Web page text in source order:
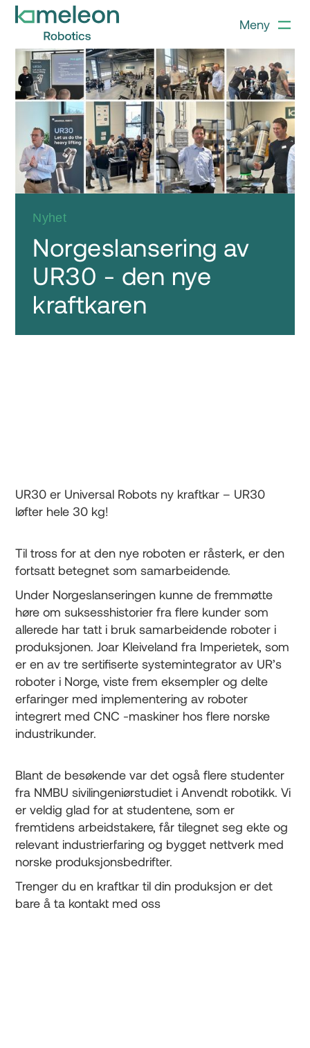
Meny
Nyhet
Norgeslansering av
UR30 - den nye
kraftkaren
UR30 er Universal Robots ny kraftkar – UR30
løfter hele 30 kg!
Til tross for at den nye roboten er råsterk, er den
fortsatt betegnet som samarbeidende.
Under Norgeslanseringen kunne de fremmøtte
høre om suksesshistorier fra flere kunder som
allerede har tatt i bruk samarbeidende roboter i
produksjonen. Joar Kleiveland fra Imperietek, som
er en av tre sertifiserte systemintegrator av UR’s
roboter i Norge, viste frem eksempler og delte
erfaringer med implementering av roboter
integrert med CNC -maskiner hos flere norske
industrikunder.
Blant de besøkende var det også flere studenter
fra NMBU sivilingeniørstudiet i Anvendt robotikk. Vi
er veldig glad for at studentene, som er
fremtidens arbeidstakere, får tilegnet seg ekte og
relevant industrierfaring og bygget nettverk med
norske produksjonsbedrifter.
Trenger du en kraftkar til din produksjon er det
bare å ta kontakt med oss